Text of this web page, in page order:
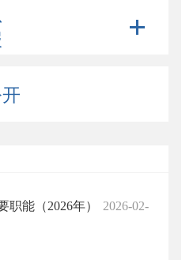
能（2026年）
2026-02-